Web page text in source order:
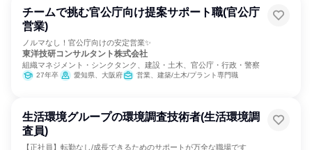
チームで挑む官公庁向け提案サポート職(官公庁
営業)
ノルマなし！官公庁向けの安定営業✨
東洋技研コンサルタント株式会社
組織マネジメント・シンクタンク、建設・土木、官公庁・行政・警察
27年卒 愛知県、大阪府 営業、建築/土木/プラント専門職
生活環境グループの環境調査技術者(生活環境調
査員)
【正社員】転勤なし/成長できるためのサポートが万全な職場です